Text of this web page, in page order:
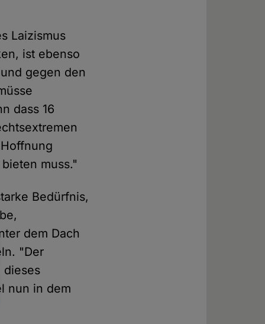
Laizismus
ist ebenso
gegen den
dass 16
muss."
Bedürfnis,
dem Dach
"Der
dieses
nun in dem